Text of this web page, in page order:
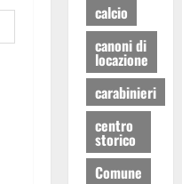
calcio
canoni di
locazione
carabinieri
centro
storico
Comune